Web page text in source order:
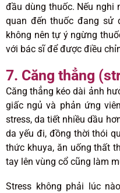
đầu dùng thuốc. Nếu nghi
quan đến thuốc đang sử
không nên tự ý ngừng
với bác sĩ để được điều
7. Căng thẳng
Căng thẳng kéo dài ảnh
giấc ngủ và phản ứng
stress, da tiết nhiều dầu
da yếu đi, đồng thời thói
thức khuya, ăn uống thất
tay lên vùng cổ cũng làm
Stress không phải lúc